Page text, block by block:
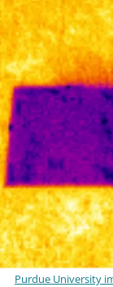
Purdue University